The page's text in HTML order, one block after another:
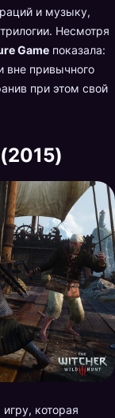
и музыку,
Несмотря
Game показала:
вне привычного
при этом свой
которая